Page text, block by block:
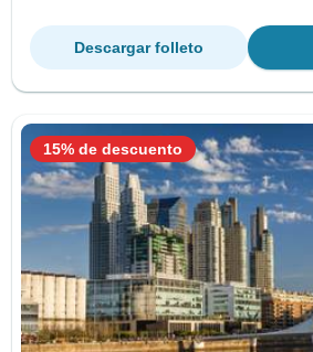
Descargar folleto
15% de descuento